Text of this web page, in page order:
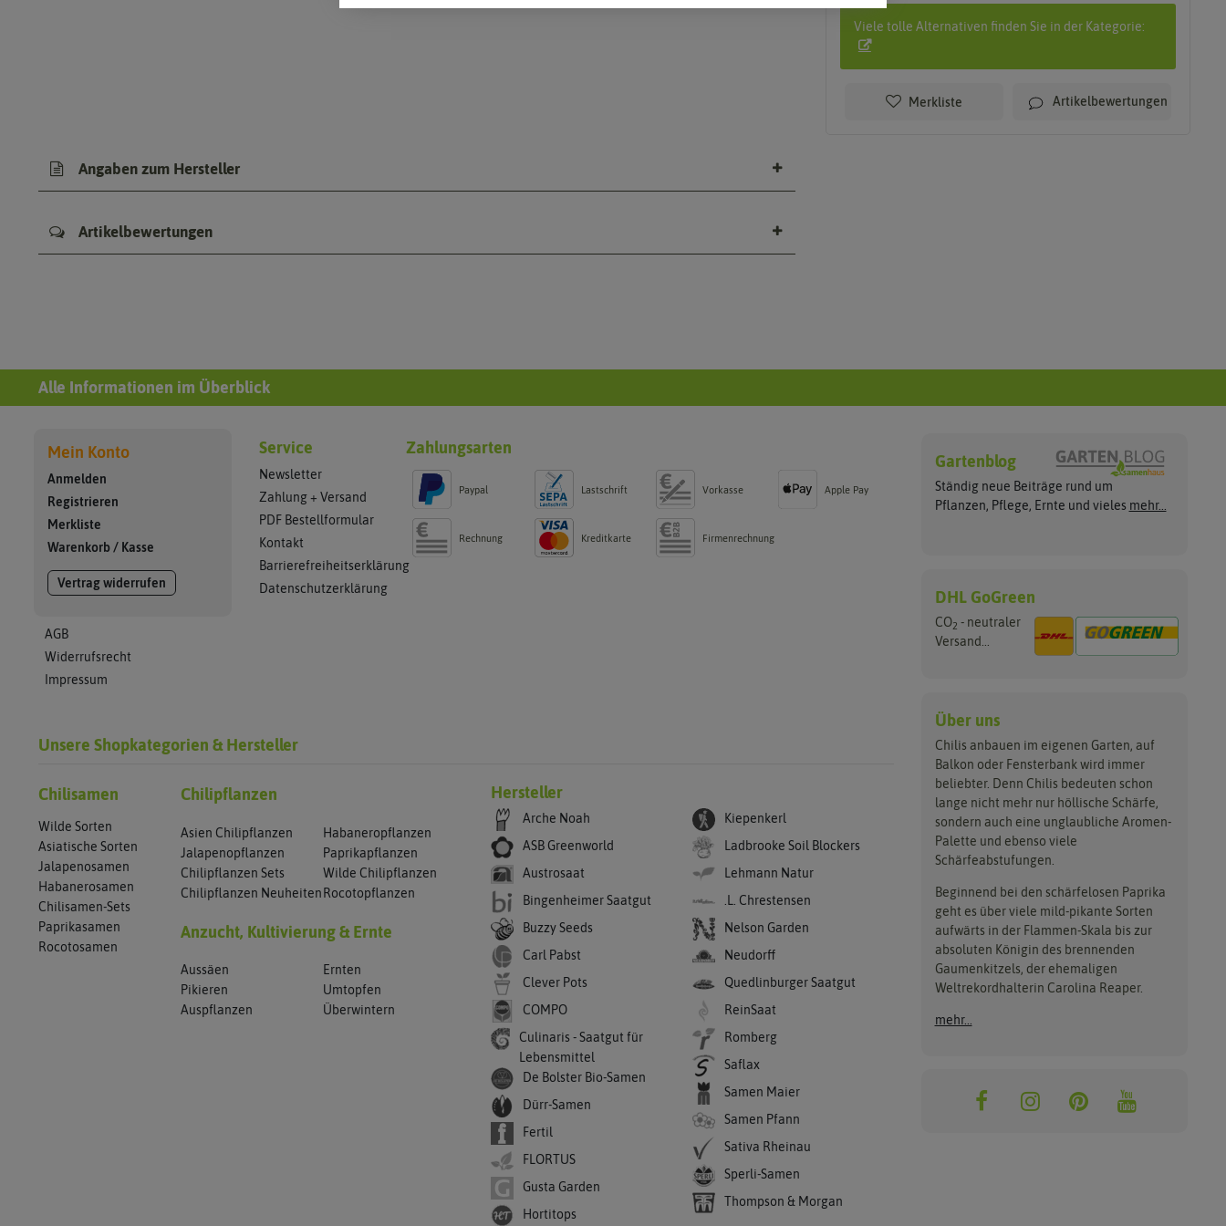
Viele tolle Alternativen finden Sie in der Kategorie:
Merkliste Artikelbewertungen
Angaben zum Hersteller
Artikelbewertungen
Alle Informationen im Überblick
Mein Konto
Anmelden
Registrieren
Merkliste
Warenkorb / Kasse
Vertrag widerrufen
AGB
Widerrufsrecht
Impressum
Service
Newsletter
Zahlung + Versand
PDF Bestellformular
Kontakt
Barrierefreiheitserklärung
Datenschutzerklärung
Zahlungsarten
Paypal Lastschrift Vorkasse Apple Pay
Rechnung Kreditkarte Firmenrechnung
Unsere Shopkategorien & Hersteller
Chilisamen
Wilde Sorten
Asiatische Sorten
Jalapenosamen
Habanerosamen
Chilisamen-Sets
Paprikasamen
Rocotosamen
Chilipflanzen
Asien Chilipflanzen
Habaneropflanzen
Jalapenopflanzen
Paprikapflanzen
Chilipflanzen Sets
Wilde Chilipflanzen
Chilipflanzen Neuheiten Rocotopflanzen
Anzucht, Kultivierung & Ernte
Aussäen
Ernten
Pikieren
Umtopfen
Auspflanzen
Überwintern
Hersteller
Arche Noah
ASB Greenworld
Austrosaat
Bingenheimer Saatgut
Buzzy Seeds
Carl Pabst
Clever Pots
COMPO
Culinaris - Saatgut für
Lebensmittel
De Bolster Bio-Samen
Dürr-Samen
Fertil
FLORTUS
Gusta Garden
Hortitops
Kiepenkerl
Ladbrooke Soil Blockers
Lehmann Natur
.L. Chrestensen
Nelson Garden
Neudorff
Quedlinburger Saatgut
ReinSaat
Romberg
Saflax
Samen Maier
Samen Pfann
Sativa Rheinau
Sperli-Samen
Thompson & Morgan
Gartenblog
Ständig neue Beiträge rund um
Pflanzen, Pflege, Ernte und vieles mehr...
DHL GoGreen
CO2 - neutraler
Versand...
Über uns
Chilis anbauen im eigenen Garten, auf
Balkon oder Fensterbank wird immer
beliebter. Denn Chilis bedeuten schon
lange nicht mehr nur höllische Schärfe,
sondern auch eine unglaubliche Aromen-
Palette und ebenso viele
Schärfeabstufungen.
Beginnend bei den schärfelosen Paprika
geht es über viele mild-pikante Sorten
aufwärts in der Flammen-Skala bis zur
absoluten Königin des brennenden
Gaumenkitzels, der ehemaligen
Weltrekordhalterin Carolina Reaper.
mehr...